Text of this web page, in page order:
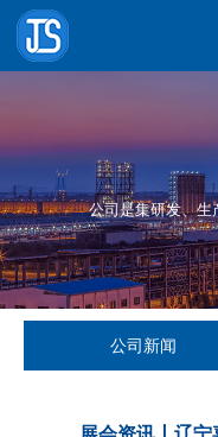
公司是集研发、生
公司新闻